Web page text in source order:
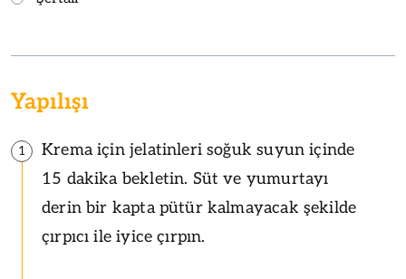
Yapılışı
1
Krema için jelatinleri soğuk suyun içinde
15 dakika bekletin. Süt ve yumurtayı
derin bir kapta pütür kalmayacak şekilde
çırpıcı ile iyice çırpın.